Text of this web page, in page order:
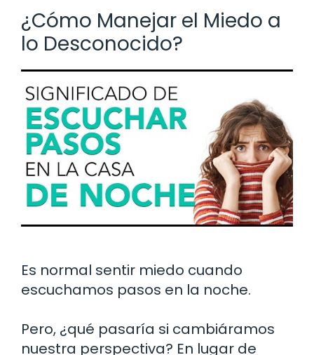
¿Cómo Manejar el Miedo a
lo Desconocido?
Es normal sentir miedo cuando
escuchamos pasos en la noche.
Pero, ¿qué pasaría si cambiáramos
nuestra perspectiva? En lugar de